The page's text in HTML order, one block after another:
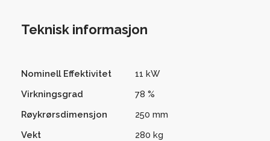
Teknisk informasjon
Nominell Effektivitet 11 kW
Virkningsgrad 78 %
Røykrørsdimensjon 250 mm
Vekt 280 kg